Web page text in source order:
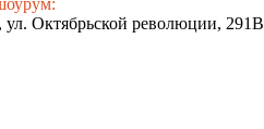
Октябрьской революции, 291В